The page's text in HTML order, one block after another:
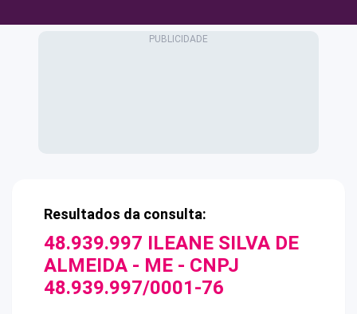
Resultados da consulta:
48.939.997 ILEANE SILVA DE
ALMEIDA - ME - CNPJ
48.939.997/0001-76